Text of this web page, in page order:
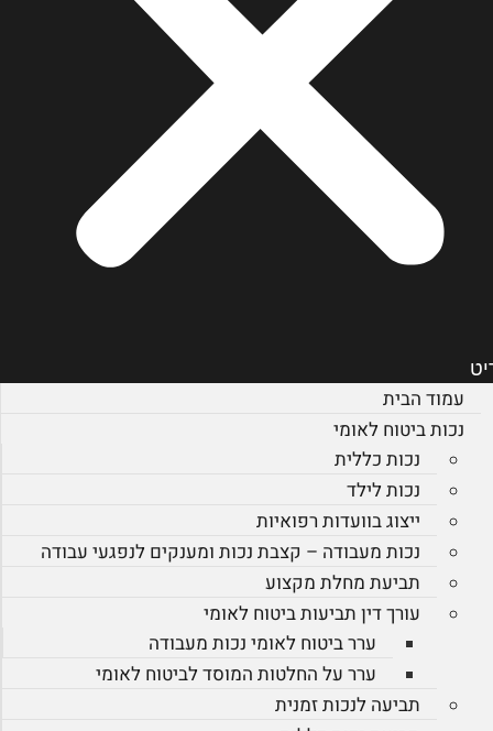
עמוד הבית
נכות ביטוח לאומי
נכות כללית
נכות לילד
ייצוג בוועדות רפואיות
נכות מעבודה – קצבת נכות ומענקים לנפגעי עבודה
תביעת מחלת מקצוע
עורך דין תביעות ביטוח לאומי
ערר ביטוח לאומי נכות מעבודה
ערר על החלטות המוסד לביטוח לאומי
תביעה לנכות זמנית